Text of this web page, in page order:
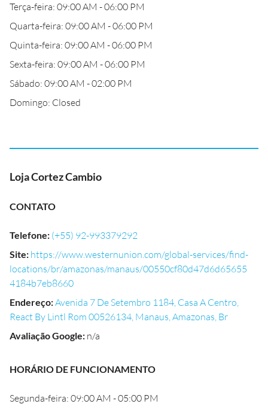
Terça-feira: 09:00 AM - 06:00 PM
Quarta-feira: 09:00 AM - 06:00 PM
Quinta-feira: 09:00 AM - 06:00 PM
Sexta-feira: 09:00 AM - 06:00 PM
Sábado: 09:00 AM - 02:00 PM
Domingo: Closed
Loja Cortez Cambio
CONTATO
Telefone: (+55) 92-993379292
Site: https://www.westernunion.com/global-services/find-
locations/br/amazonas/manaus/00550cf80d47d6d65655
4184b7eb8660
Endereço:Avenida 7 De Setembro 1184, Casa A Centro,
React By Lintl Rom 00526134, Manaus, Amazonas, Br
Avaliação Google: n/a
HORÁRIO DE FUNCIONAMENTO
Segunda-feira: 09:00 AM - 05:00 PM